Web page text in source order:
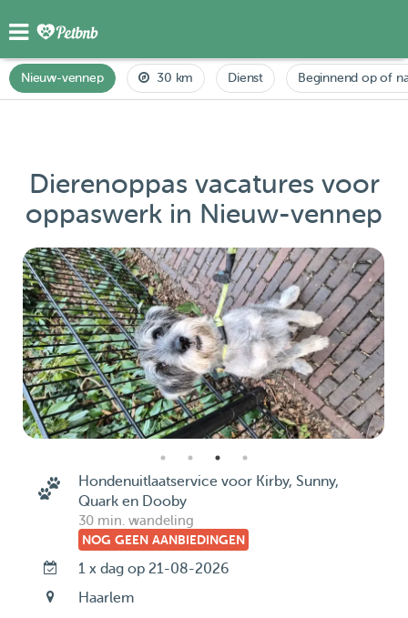
Nieuw-vennep 30 km Dienst Beginnend op of
Dierenoppas vacatures voor
oppaswerk in Nieuw-vennep
Hondenuitlaatservice voor Kirby, Sunny,
Quark en Dooby
30 min. wandeling
NOG GEEN AANBIEDINGEN
1 x dag op 21-08-2026
Haarlem